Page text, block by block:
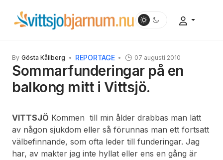
By Gösta Kållberg REPORTAGE 07 augusti 2010
Sommarfunderingar på en
balkong mitt i Vittsjö.
VITTSJÖ Kommen till min ålder drabbas man lätt
av någon sjukdom eller så förunnas man ett fortsatt
välbefinnande, som ofta leder till funderingar. Jag
har, av makter jag inte hyllat eller ens en gång är